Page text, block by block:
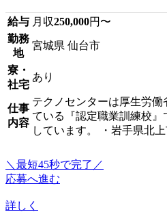
給与 月収250,000円〜
勤務
地
宮城県 仙台市
寮・
社宅
あり
仕事
内容
テクノセンターは厚生労
ている『認定職業訓練校
しています。 ・岩手県北
＼最短45秒で完了／
応募へ進む
詳しく